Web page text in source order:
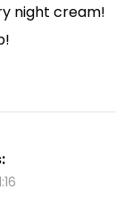
night cream!